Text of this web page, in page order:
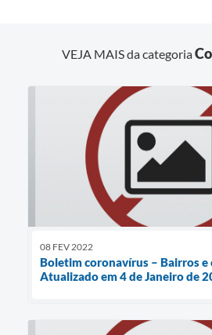
VEJA MAIS da categoria
08 FEV 2022
Boletim coronavírus – Bairros e
Atualizado em 4 de Janeiro de